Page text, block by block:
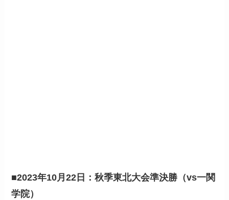
■2023年10月22日：秋季東北大会準決勝（vs一関
学院）